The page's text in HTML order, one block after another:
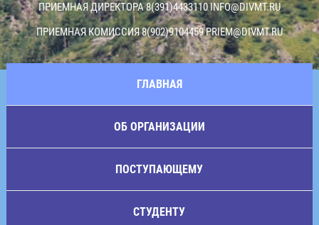
ПРИЕМНАЯ ДИРЕКТОРА 8(391)4433110INFO@DIVMT.RU
ПРИЕМНАЯ КОМИССИЯ 8(902)9104459PRIEM@DIVMT.RU
ГЛАВНАЯ
ОБ ОРГАНИЗАЦИИ
ПОСТУПАЮЩЕМУ
СТУДЕНТУ